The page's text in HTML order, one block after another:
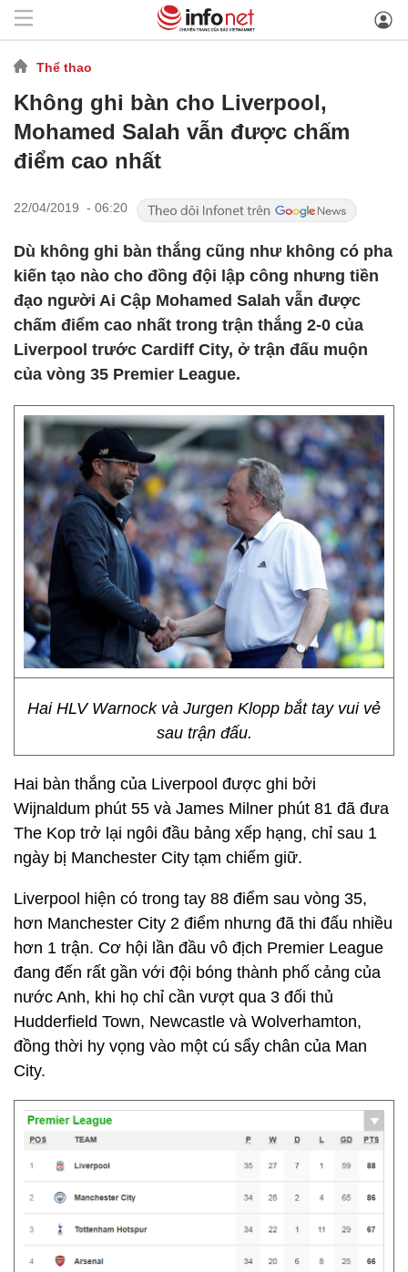
Thể thao
Không ghi bàn cho Liverpool,
Mohamed Salah vẫn được chấm
điểm cao nhất
22/04/2019 - 06:20
Dù không ghi bàn thắng cũng như không có pha
kiến tạo nào cho đồng đội lập công nhưng tiền
đạo người Ai Cập Mohamed Salah vẫn được
chấm điểm cao nhất trong trận thắng 2-0 của
Liverpool trước Cardiff City, ở trận đấu muộn
của vòng 35 Premier League.
Hai HLV Warnock và Jurgen Klopp bắt tay vui vẻ
sau trận đấu.
Hai bàn thắng của Liverpool được ghi bởi
Wijnaldum phút 55 và James Milner phút 81 đã đưa
The Kop trở lại ngôi đầu bảng xếp hạng, chỉ sau 1
ngày bị Manchester City tạm chiếm giữ.
Liverpool hiện có trong tay 88 điểm sau vòng 35,
hơn Manchester City 2 điểm nhưng đã thi đấu nhiều
hơn 1 trận. Cơ hội lần đầu vô địch Premier League
đang đến rất gần với đội bóng thành phố cảng của
nước Anh, khi họ chỉ cần vượt qua 3 đối thủ
Hudderfield Town, Newcastle và Wolverhamton,
đồng thời hy vọng vào một cú sẩy chân của Man
City.